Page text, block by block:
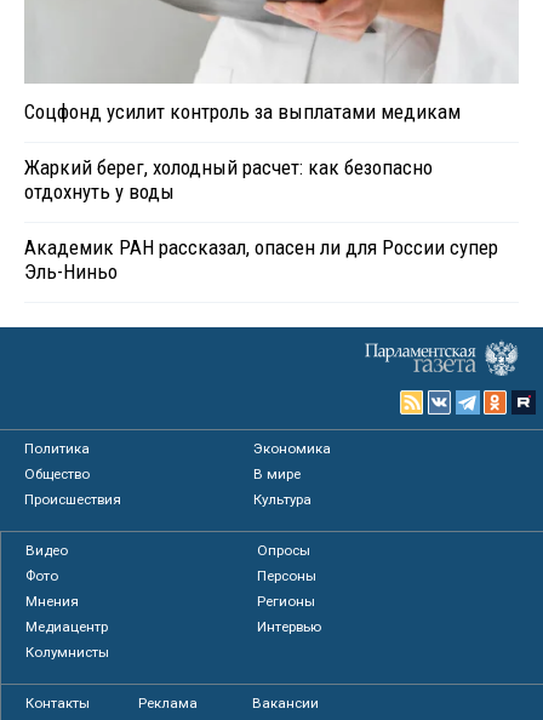
Соцфонд усилит контроль за выплатами медикам
Жаркий берег, холодный расчет: как безопасно
отдохнуть у воды
Академик РАН рассказал, опасен ли для России супер
Эль-Ниньо
Политика
Экономика
Общество
В мире
Происшествия
Культура
Видео
Опросы
Фото
Персоны
Мнения
Регионы
Медиацентр
Интервью
Колумнисты
Контакты Реклама Вакансии